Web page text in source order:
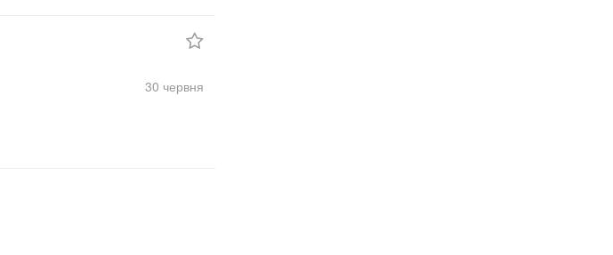
30 червня